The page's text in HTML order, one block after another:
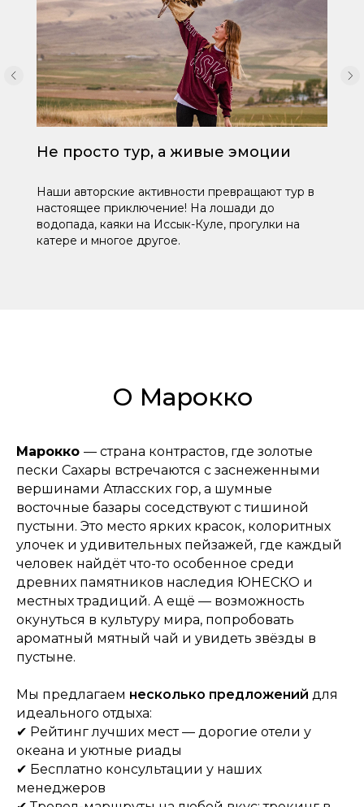
Не просто тур, а живые эмоции
Наши авторские активности превращают тур в
настоящее приключение! На лошади до
водопада, каяки на Иссык-Куле, прогулки на
катере и многое другое.
О Марокко
Марокко — страна контрастов, где золотые
пески Сахары встречаются с заснеженными
вершинами Атласских гор, а шумные
восточные базары соседствуют с тишиной
пустыни. Это место ярких красок, колоритных
улочек и удивительных пейзажей, где каждый
человек найдёт что-то особенное среди
древних памятников наследия ЮНЕСКО и
местных традиций. А ещё — возможность
окунуться в культуру мира, попробовать
ароматный мятный чай и увидеть звёзды в
пустыне.
Мы предлагаем несколько предложений для
идеального отдыха:
✔ Рейтинг лучших мест — дорогие отели у
океана и уютные риады
✔ Бесплатно консультации у наших
менеджеров